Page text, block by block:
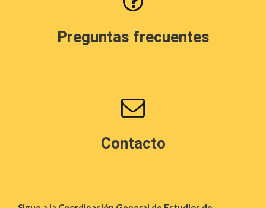
Preguntas frecuentes
Contacto